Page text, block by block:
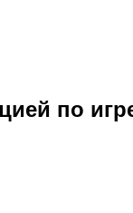
по